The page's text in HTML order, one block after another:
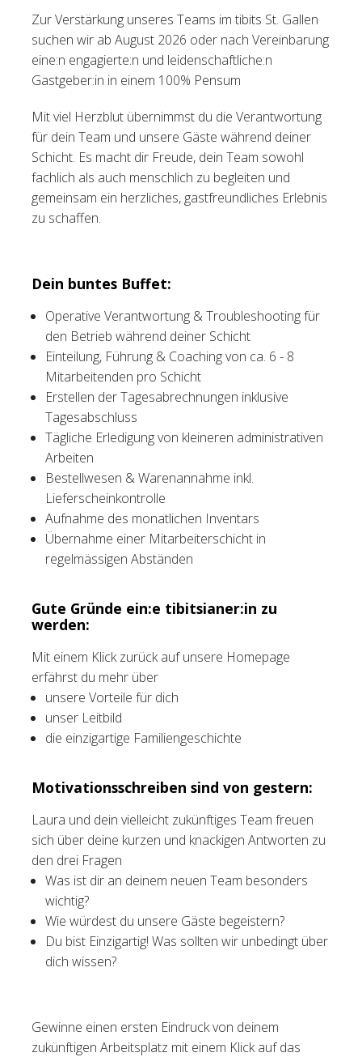
Login
Zur Verstärkung unseres Teams im tibits St. Gallen
suchen wir ab August 2026 oder nach Vereinbarung
eine:n engagierte:n und leidenschaftliche:n
Gastgeber:in in einem 100% Pensum
Mit viel Herzblut übernimmst du die Verantwortung
für dein Team und unsere Gäste während deiner
Schicht. Es macht dir Freude, dein Team sowohl
fachlich als auch menschlich zu begleiten und
gemeinsam ein herzliches, gastfreundliches Erlebnis
zu schaffen.
Dein buntes Buffet:
Operative Verantwortung & Troubleshooting für
den Betrieb während deiner Schicht
Einteilung, Führung & Coaching von ca. 6 - 8
Mitarbeitenden pro Schicht
Erstellen der Tagesabrechnungen inklusive
Tagesabschluss
Tägliche Erledigung von kleineren administrativen
Arbeiten
Bestellwesen & Warenannahme inkl.
Lieferscheinkontrolle
Aufnahme des monatlichen Inventars
Übernahme einer Mitarbeiterschicht in
regelmässigen Abständen
Gute Gründe ein:e tibitsianer:in zu
werden:
Mit einem Klick zurück auf unsere Homepage
erfährst du mehr über
unsere Vorteile für dich
unser Leitbild
die einzigartige Familiengeschichte
Motivationsschreiben sind von gestern:
Laura und dein vielleicht zukünftiges Team freuen
sich über deine kurzen und knackigen Antworten zu
den drei Fragen
Was ist dir an deinem neuen Team besonders
wichtig?
Wie würdest du unsere Gäste begeistern?
Du bist Einzigartig! Was sollten wir unbedingt über
dich wissen?
Gewinne einen ersten Eindruck von deinem
zukünftigen Arbeitsplatz mit einem Klick auf das